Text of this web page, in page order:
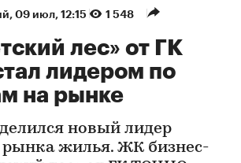
⁠, 09 июл, 12:15 1 548
лес» от ГК
лидером по
на рынке
новый лидер
рынка жилья. ЖК бизнес-